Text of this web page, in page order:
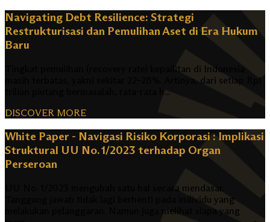
Navigating Debt Resilience: Strategi
Restrukturisasi dan Pemulihan Aset di Era Hukum
Baru
Tingkat pemulihan (recovery rate) kepailitan di Indonesia
masih terbatas, yakni sekitar 22–28%. Artinya, dari setiap Rp1
triliun piutang bermasalah, rata-rata h...
DISCOVER MORE
White Paper - Navigasi Risiko Korporasi : Implikasi
Struktural UU No. 1/2023 terhadap Organ
Perseroan
UU No. 1/2023 mengubah satu hal secara mendasar.
Tanggung jawab tidak lagi berhenti pada individu yang
melakukan pelanggaran. Namun juga melihat siapa yang